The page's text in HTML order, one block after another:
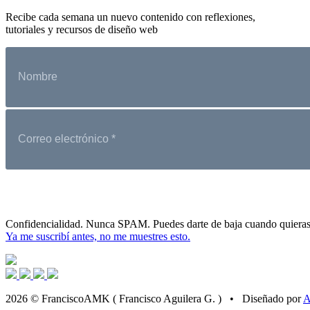
Recibe cada semana un nuevo contenido con reflexiones,
tutoriales y recursos de diseño web
Confidencialidad. Nunca SPAM. Puedes darte de baja cuando
Ya me suscribí antes, no me muestres esto.
2026 © FranciscoAMK ( Francisco Aguilera G. ) • Diseñado por